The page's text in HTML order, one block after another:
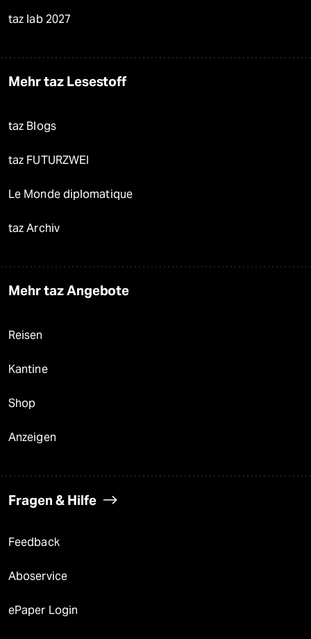
taz lab 2027
Mehr taz Lesestoff
taz Blogs
taz FUTURZWEI
Le Monde diplomatique
taz Archiv
Mehr taz Angebote
Reisen
Kantine
Shop
Anzeigen
Fragen & Hilfe
Feedback
Aboservice
ePaper Login